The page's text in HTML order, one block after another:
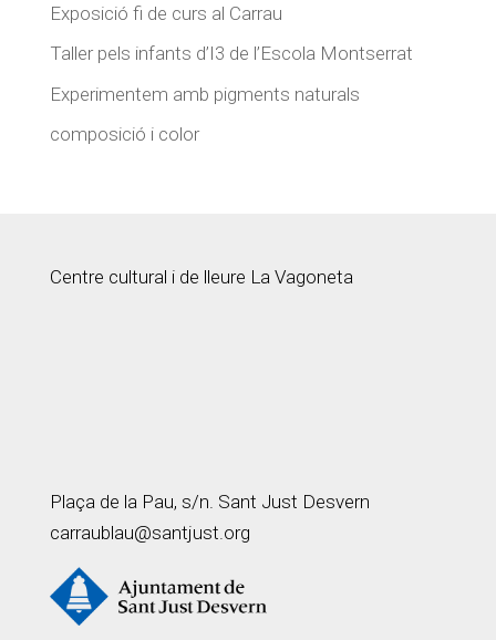
Exposició fi de curs al Carrau
Taller pels infants d’I3 de l’Escola Montserrat
Experimentem amb pigments naturals
composició i color
Centre cultural i de lleure La Vagoneta
Plaça de la Pau, s/n. Sant Just Desvern
carraublau@santjust.org